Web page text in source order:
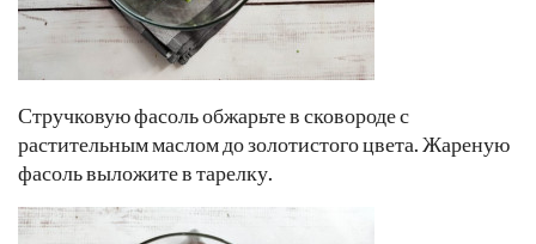
Стручковую фасоль обжарьте в сковороде с
растительным маслом до золотистого цвета. Жареную
фасоль выложите в тарелку.